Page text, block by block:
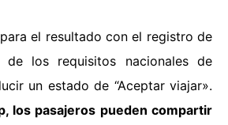
el resultado con el registro de
de los requisitos nacionales de
un estado de “Aceptar viajar».
los pasajeros pueden compartir